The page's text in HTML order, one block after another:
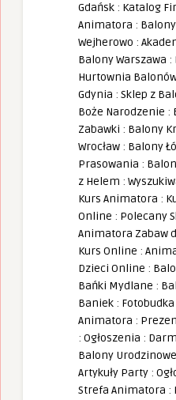
Gdańsk : Katalog
Animatora : Balony
Wejherowo :
Balony Warszawa :
Hurtownia
Gdynia : Sklep z
Boże Narodzenie :
Zabawki : Balony
Wrocław : Balony
Prasowania :
z Helem :
Kurs Animatora :
Online : Polecany
Animatora Zabaw
Kurs Online :
Dzieci Online :
Bańki Mydlane :
Baniek : Fotobudka
Animatora :
: Ogłoszenia :
Balony Urodzinowe
Artykuły Party :
Strefa Animatora :